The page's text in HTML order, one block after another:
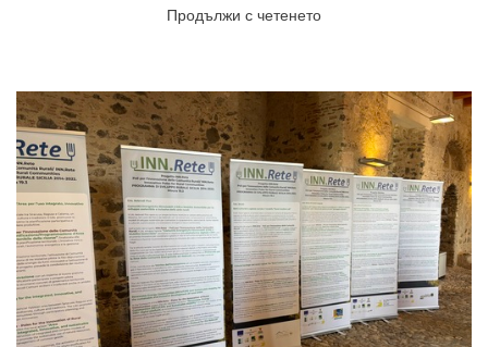
Продължи с четенето